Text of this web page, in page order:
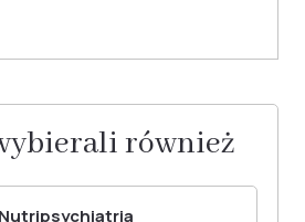
również
Nutripsychiatria